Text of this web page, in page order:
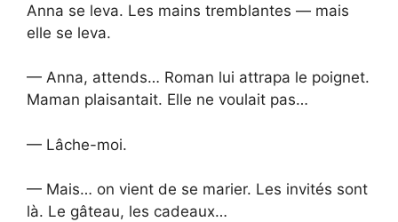
Anna se leva. Les mains tremblantes — mais
elle se leva.
— Anna, attends… Roman lui attrapa le poignet.
Maman plaisantait. Elle ne voulait pas…
— Lâche-moi.
— Mais… on vient de se marier. Les invités sont
là. Le gâteau, les cadeaux…